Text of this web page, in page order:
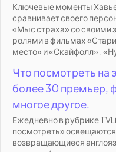
Ключевые моменты
сравнивает своего
«Мыс страха» со своими
ролями в фильмах
место» и «Скайфолл» .
Что посмотреть на
более 30 премьер,
многое другое.
Ежедневно в рубрике
посмотреть»
возвращающиеся